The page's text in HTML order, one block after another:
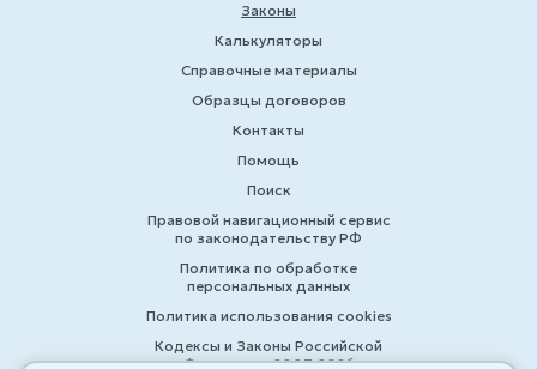
Законы
Калькуляторы
Справочные материалы
Образцы договоров
Контакты
Помощь
Поиск
Правовой навигационный сервис
по законодательству РФ
Политика по обработке
персональных данных
Политика использования cookies
Кодексы и Законы Российской
Федерации 2007-2026